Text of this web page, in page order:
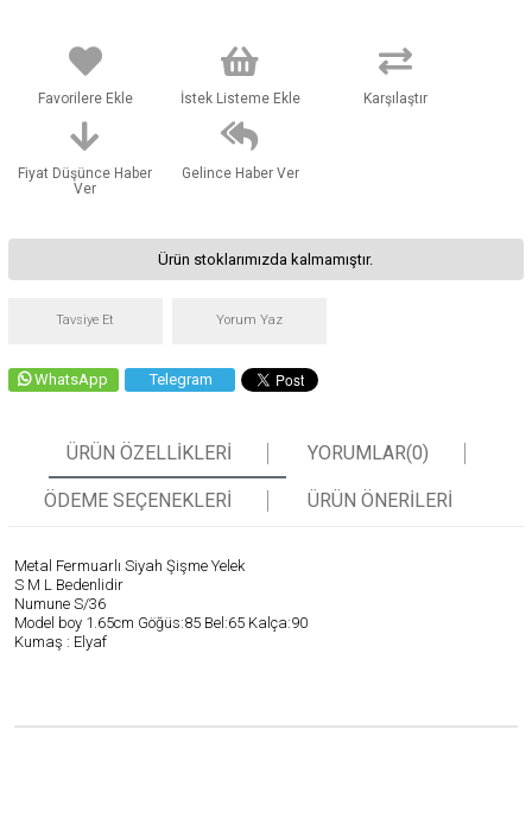
Favorilere Ekle İstek Listeme Ekle Karşılaştır
Fiyat Düşünce Haber
Ver
Gelince Haber Ver
Ürün stoklarımızda kalmamıştır.
Tavsiye Et Yorum Yaz
WhatsApp Telegram
ÜRÜN ÖZELLIKLERI YORUMLAR(0)
ÖDEME SEÇENEKLERI ÜRÜN ÖNERILERI
Metal Fermuarlı Siyah Şişme Yelek
S M L Bedenlidir
Numune S/36
Model boy 1.65cm Göğüs:85 Bel:65 Kalça:90
Kumaş : Elyaf